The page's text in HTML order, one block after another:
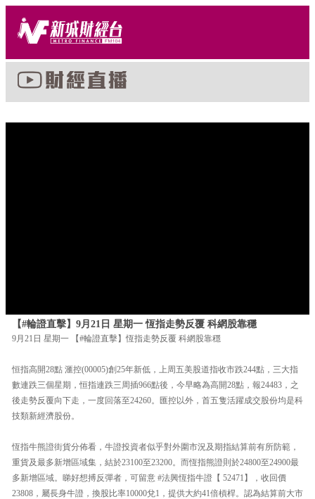
【#輪證直擊】9月21日 星期一 恆指走勢反覆 科網股靠穩
9月21日 星期一 【#輪證直擊】恆指走勢反覆 科網股靠穩
恒指高開28點 滙控(00005)創25年新低，上周五美股道指收市跌244點，三大指
數連跌三個星期，恒指連跌三周插966點後，今早略為高開28點，報24483，之
後走勢反覆向下走，一度回落至24260。匯控以外，首五隻活躍成交股份均是科
技類新經濟股份。
恆指牛熊證街貨分佈看，牛證投資者似乎對外圍市況及期指結算前有所防範，
重貨及最多新增區域集，結於23100至23200。而恆指熊證則於24800至24900最
多新增區域。睇好想搏反彈者，可留意 #法興恆指牛證【 52471】，收回價
23808，屬長身牛證，換股比率10000兌1，提供大約41倍槓桿。認為結算前大市